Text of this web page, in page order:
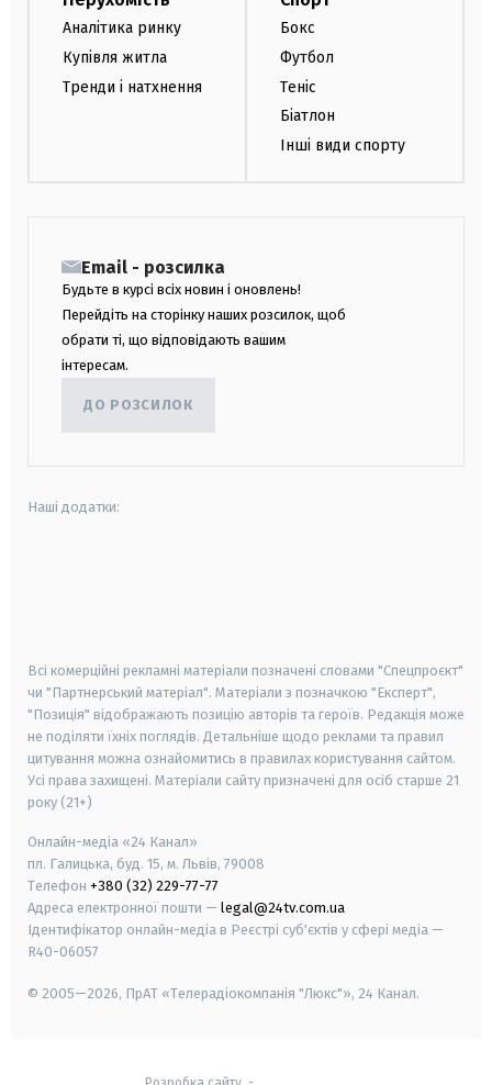
Аналітика ринку
Купівля житла
Тренди і натхнення
Бокс
Футбол
Теніс
Біатлон
Інші види спорту
Email - розсилка
Будьте в курсі всіх новин і оновлень!
Перейдіть на сторінку наших розсилок, щоб
обрати ті, що відповідають вашим
інтересам.
ДО РОЗСИЛОК
Наші додатки:
Всі комерційні рекламні матеріали позначені словами "Спецпроєкт"
чи "Партнерський матеріал". Матеріали з позначкою "Експерт",
"Позиція" відображають позицію авторів та героїв. Редакція може
не поділяти їхніх поглядів. Детальніше щодо реклами та правил
цитування можна ознайомитись в правилах користування сайтом.
Усі права захищені. Матеріали сайту призначені для осіб старше 21
року (21+)
Онлайн-медіа «24 Канал»
пл. Галицька, буд. 15, м. Львів, 79008
Телефон +380 (32) 229-77-77
Адреса електронної пошти — legal@24tv.com.ua
Ідентифікатор онлайн-медіа в Реєстрі суб'єктів у сфері медіа —
R40-06057
© 2005—2026, ПрАТ «Телерадіокомпанія "Люкс"», 24 Канал.